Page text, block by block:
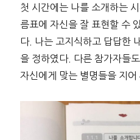
첫 시간에는 나를 소개하는
름표에 자신을 잘 표현할 수
다. 나는 고지식하고 답답한
을 정하였다. 다른 참가자들
자신에게 맞는 별명들을 지어